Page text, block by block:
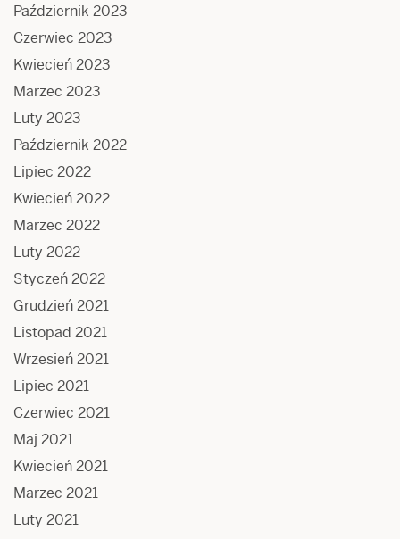
Październik 2023
Czerwiec 2023
Kwiecień 2023
Marzec 2023
Luty 2023
Październik 2022
Lipiec 2022
Kwiecień 2022
Marzec 2022
Luty 2022
Styczeń 2022
Grudzień 2021
Listopad 2021
Wrzesień 2021
Lipiec 2021
Czerwiec 2021
Maj 2021
Kwiecień 2021
Marzec 2021
Luty 2021